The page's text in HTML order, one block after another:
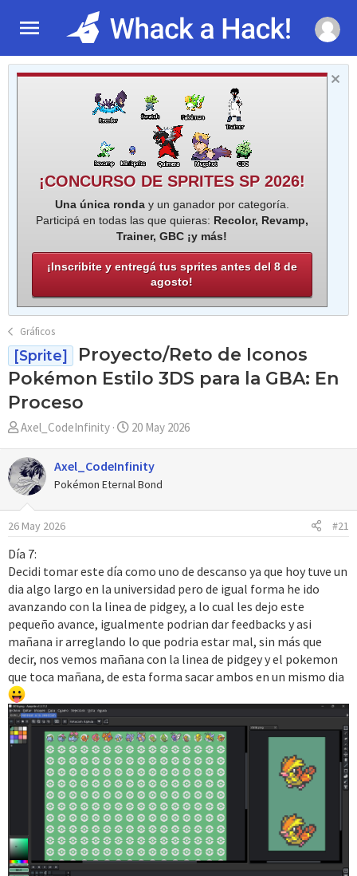
¡CONCURSO DE SPRITES SP 2026!
Una única ronday un ganador por categoría.
Participá en todas las que quieras: Recolor, Revamp,
Trainer, GBC ¡y más!
¡Inscribite y entregá tus sprites antes del 8 de
agosto!
Gráficos
[Sprite]
Proyecto/Reto de Iconos
Pokémon Estilo 3DS para la GBA: En
Proceso
A
t
o
r
Axel_CodeInfinity
F
c
h
a
d
i
c
o
20 May 2026
Axel_CodeInfinity
Pokémon Eternal Bond
26 May 2026 #21
Día 7:
Decidi tomar este día como uno de descanso ya que hoy tuve un
dia algo largo en la universidad pero de igual forma he ido
avanzando con la linea de pidgey, a lo cual les dejo este
pequeño avance, igualmente podrian dar feedbacks y asi
mañana ir arreglando lo que podria estar mal, sin más que
decir, nos vemos mañana con la linea de pidgey y el pokemon
que toca mañana, de esta forma sacar ambos en un mismo dia